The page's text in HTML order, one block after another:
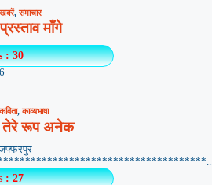
,समाचार
माँगे
: 30
,काव्यभाषा
तेरे रूप अनेक
: 27